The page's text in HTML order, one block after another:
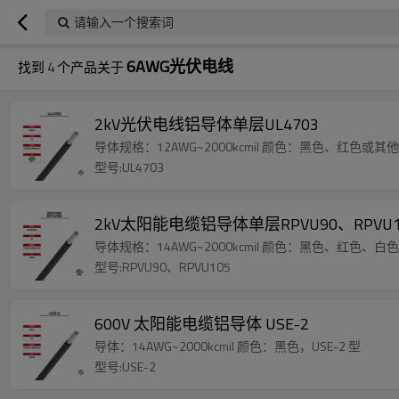
请输入一个搜索词
找到 4个产品关于6AWG光伏电线
2kV光伏电线铝导体单层UL4703
导体规格：12AWG~2000kcmil 颜色：黑色、红色或其
型号:UL4703
2kV太阳能电缆铝导体单层RPVU90、
导体规格：14AWG~2000kcmil 颜色：黑色、红色、白
型号:RPVU90、RPVU105
600V 太阳能电缆铝导体 USE-2
导体：14AWG~2000kcmil 颜色：黑色，USE-2 型
型号:USE-2